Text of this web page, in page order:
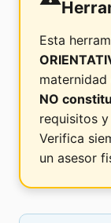
Esta
maternidad
NO
requisitos
Verifica
un asesor